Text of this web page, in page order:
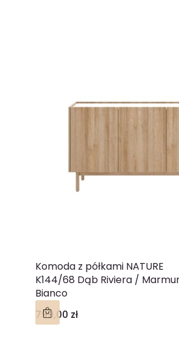
Komoda z półkami NATURE
K144/68 Dąb Riviera /
Bianco
Cena
799,00 zł